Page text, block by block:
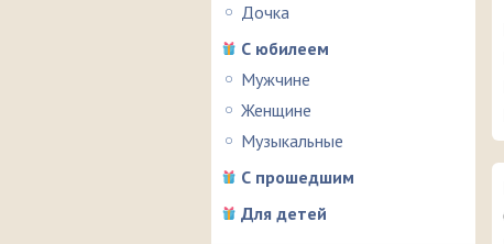
Дочка
С юбилеем
Мужчине
Женщине
Музыкальные
С прошедшим
Для детей